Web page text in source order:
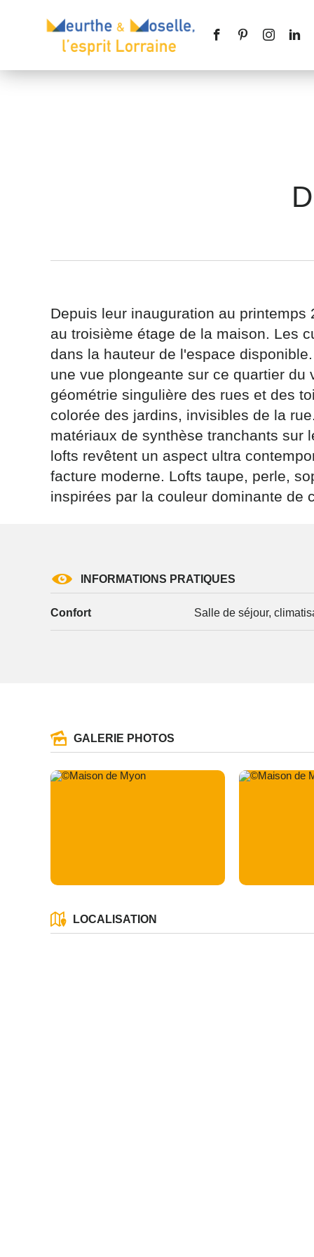
Depuis leur inauguration au
au troisième étage de la maison. Les
dans la hauteur de l'espace
une vue plongeante sur ce quartier du
géométrie singulière des rues et des
colorée des jardins, invisibles de la
matériaux de synthèse tranchants sur
lofts revêtent un aspect ultra
facture moderne. Lofts taupe, perle,
inspirées par la couleur dominante de
INFORMATIONS PRATIQUES
Confort Salle de séjour,
GALERIE PHOTOS
LOCALISATION
Les
(sauf
vous
l’adresse
NANCY